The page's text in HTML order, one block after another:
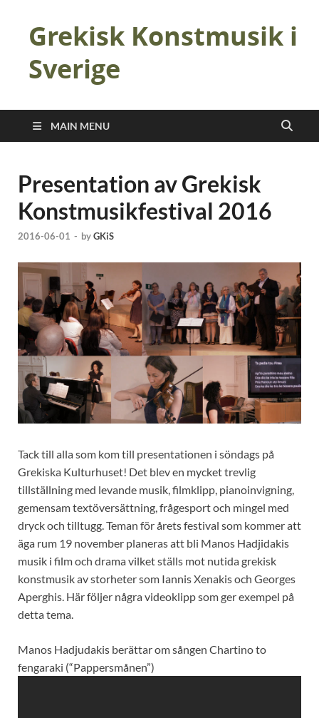
Grekisk Konstmusik i
Sverige
MAIN MENU
Presentation av Grekisk
Konstmusikfestival 2016
2016-06-01 - byGKiS
Tack till alla som kom till presentationen i söndags på
Grekiska Kulturhuset! Det blev en mycket trevlig
tillställning med levande musik, filmklipp, pianoinvigning,
gemensam textöversättning, frågesport och mingel med
dryck och tilltugg. Teman för årets festival som kommer att
äga rum 19 november planeras att bli Manos Hadjidakis
musik i film och drama vilket ställs mot nutida grekisk
konstmusik av storheter som Iannis Xenakis och Georges
Aperghis. Här följer några videoklipp som ger exempel på
detta tema.
Manos Hadjudakis berättar om sången Chartino to
fengaraki (“Pappersmånen”)